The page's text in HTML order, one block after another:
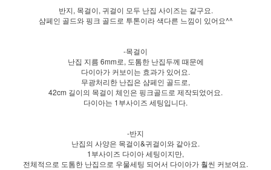
반지, 목걸이, 귀걸이 모두 난집 사이즈는 같구요.
샴페인 골드와 핑크 골드로 투톤이라 색다른 느낌이 있어요^^
-목걸이
난집 지름 6mm로, 도톰한 난집두께 때문에
다이아가 커보이는 효과가 있어요.
무광처리한 난집은 샴페인 골드로,
42cm 길이의 목걸이 체인은 핑크골드로 제작되었어요.
다이아는 1부사이즈 세팅입니다.
-반지
난집의 사양은 목걸이&귀걸이와 같아요.
1부사이즈 다이아 세팅이지만,
전체적으로 도톰한 난집으로 우물세팅 되어서 다이아가 훨씬 커보여요.